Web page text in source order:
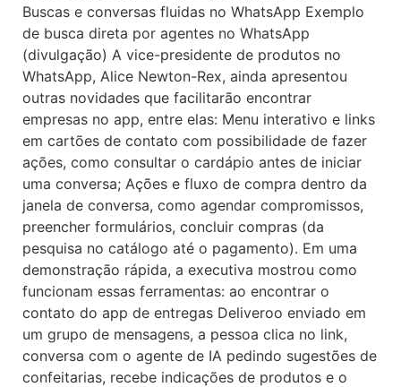
Buscas e conversas fluidas no WhatsApp Exemplo
de busca direta por agentes no WhatsApp
(divulgação) A vice-presidente de produtos no
WhatsApp, Alice Newton-Rex, ainda apresentou
outras novidades que facilitarão encontrar
empresas no app, entre elas: Menu interativo e links
em cartões de contato com possibilidade de fazer
ações, como consultar o cardápio antes de iniciar
uma conversa; Ações e fluxo de compra dentro da
janela de conversa, como agendar compromissos,
preencher formulários, concluir compras (da
pesquisa no catálogo até o pagamento). Em uma
demonstração rápida, a executiva mostrou como
funcionam essas ferramentas: ao encontrar o
contato do app de entregas Deliveroo enviado em
um grupo de mensagens, a pessoa clica no link,
conversa com o agente de IA pedindo sugestões de
confeitarias, recebe indicações de produtos e o